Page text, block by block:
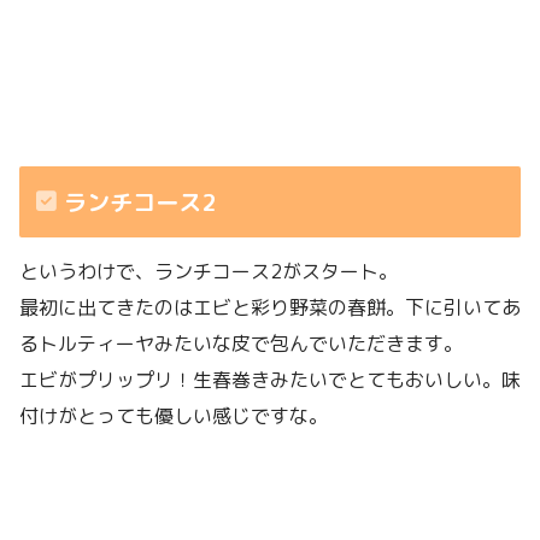
ランチコース2
というわけで、ランチコース2がスタート。
最初に出てきたのはエビと彩り野菜の春餅。下に引いてあ
るトルティーヤみたいな皮で包んでいただきます。
エビがプリップリ！生春巻きみたいでとてもおいしい。味
付けがとっても優しい感じですな。